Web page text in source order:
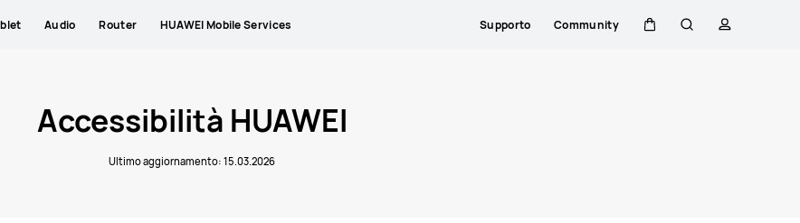
Audio Router HUAWEI Mobile Services Supporto Community
Accessibilità HUAWEI
Ultimo aggiornamento: 15.03.2026